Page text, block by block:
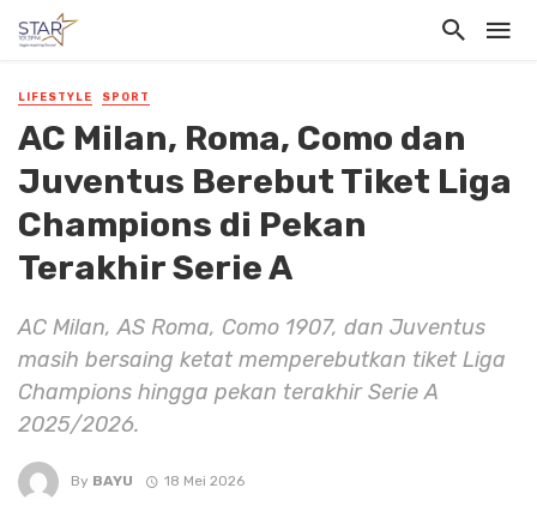
LIFESTYLE SPORT
AC Milan, Roma, Como dan
Juventus Berebut Tiket Liga
Champions di Pekan
Terakhir Serie A
AC Milan, AS Roma, Como 1907, dan Juventus
masih bersaing ketat memperebutkan tiket Liga
Champions hingga pekan terakhir Serie A
2025/2026.
By BAYU 18 Mei 2026